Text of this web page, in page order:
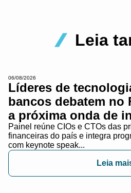
Leia
06/08/2026
Líderes de
bancos debatem no
a próxima onda de
Painel reúne CIOs e CTOs das
financeiras do país e integra
com keynote speak...
Leia